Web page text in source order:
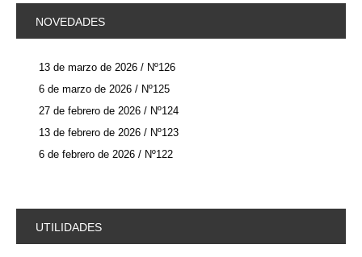
NOVEDADES
13 de marzo de 2026 / Nº126
6 de marzo de 2026 / Nº125
27 de febrero de 2026 / Nº124
13 de febrero de 2026 / Nº123
6 de febrero de 2026 / Nº122
UTILIDADES